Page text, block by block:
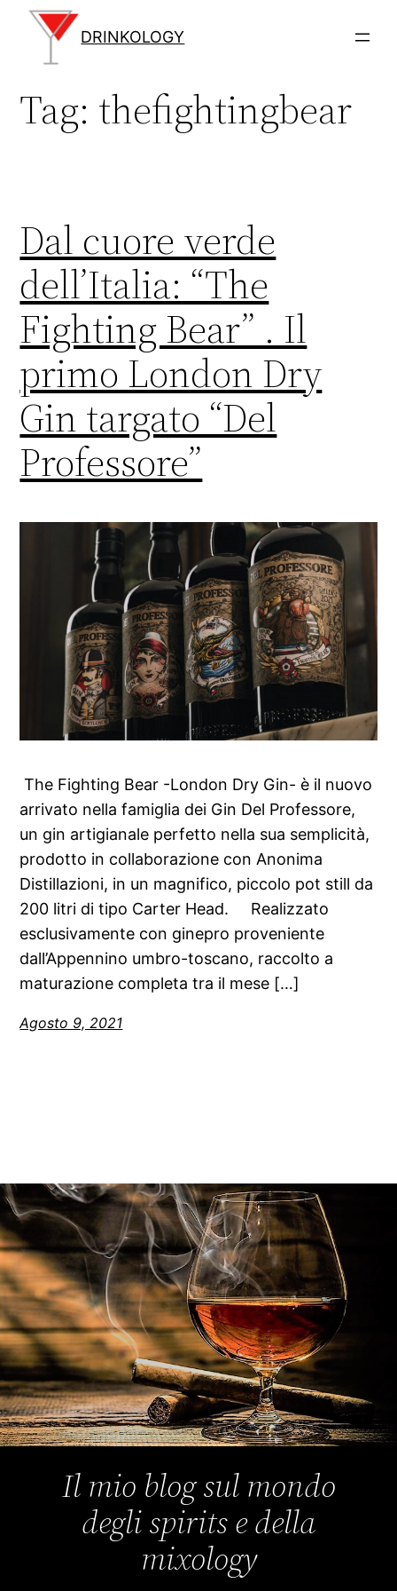
contenuto
DRINKOLOGY
Tag: thefightingbear
Dal cuore verde
dell’Italia: “The
Fighting Bear” . Il
primo London Dry
Gin targato “Del
Professore”
The Fighting Bear -London Dry Gin- è il nuovo
arrivato nella famiglia dei Gin Del Professore,
un gin artigianale perfetto nella sua semplicità,
prodotto in collaborazione con Anonima
Distillazioni, in un magnifico, piccolo pot still da
200 litri di tipo Carter Head. Realizzato
esclusivamente con ginepro proveniente
dall’Appennino umbro-toscano, raccolto a
maturazione completa tra il mese […]
Agosto 9, 2021
Il mio blog sul mondo
degli spirits e della
mixology